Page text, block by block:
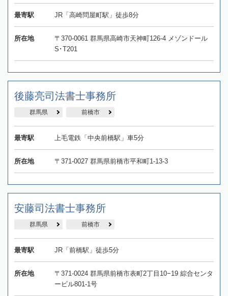
最寄駅 JR「高崎問屋町駅」徒歩8分
所在地
〒370-0061 群馬県高崎市天神町126-4 メゾンドール
S･T201
後藤亮司法書士事務所
群馬県 前橋市
最寄駅 上毛電鉄「中央前橋駅」車5分
所在地 〒371-0027 群馬県前橋市平和町1-13-3
安藤司法書士事務所
群馬県 前橋市
最寄駅 JR「前橋駅」徒歩5分
所在地
〒371-0024 群馬県前橋市表町2丁目10−19 綜合センタ
ービル801-1号